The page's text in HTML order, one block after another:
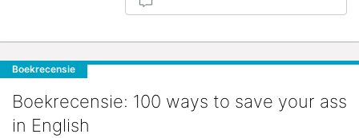
Boekrecensie
Boekrecensie: 100 ways to save your ass
in English